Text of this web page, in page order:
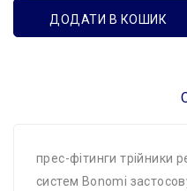
ДОДАТИ В КОШИК
прес-фітинги трійники
систем Bonomi